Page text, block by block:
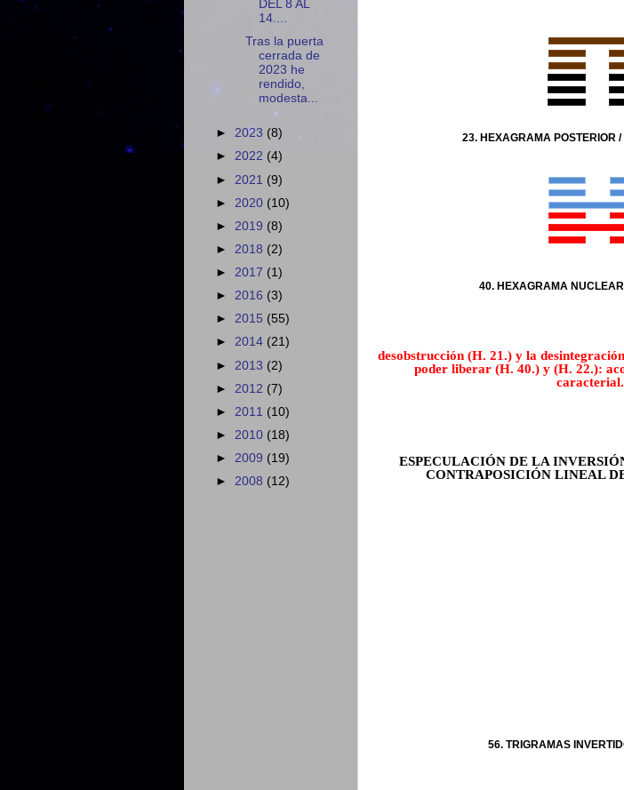
23. HEXAGRAMA POSTERIOR
40. HEXAGRAMA
desobstrucción (H. 21.) y la
poder liberar (H. 40.) y (H. 22.):
ESPECULACIÓN DE LA
CONTRAPOSICIÓN LINEAL
56. TRIGRAMAS
DEL 8 AL
14....
Tras la puerta
cerrada de
2023 he
rendido,
modesta...
► 2023 (8)
► 2022 (4)
► 2021 (9)
► 2020 (10)
► 2019 (8)
► 2018 (2)
► 2017 (1)
► 2016 (3)
► 2015 (55)
► 2014 (21)
► 2013 (2)
► 2012 (7)
► 2011 (10)
► 2010 (18)
► 2009 (19)
► 2008 (12)